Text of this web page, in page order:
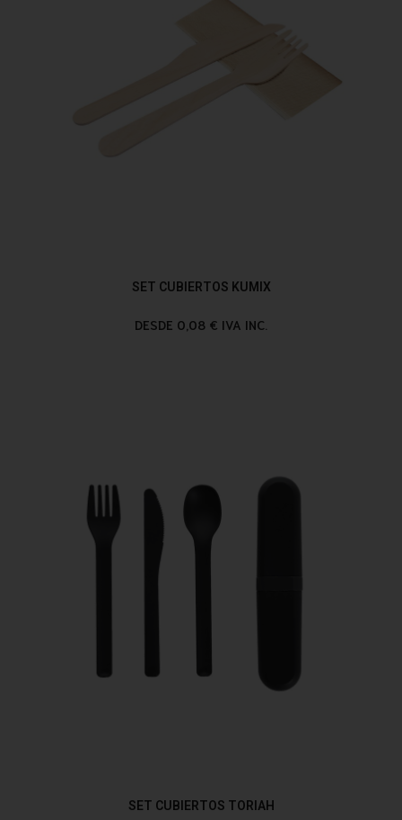
SET CUBIERTOS KUMIX
DESDE 0,08 € IVA INC.
SET CUBIERTOS TORIAH